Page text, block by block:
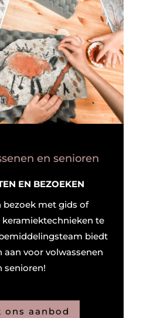
en senioren
EN BEZOEKEN
bezoek met gids of
te
biedt
voor volwassenen
senioren!
ons aanbod